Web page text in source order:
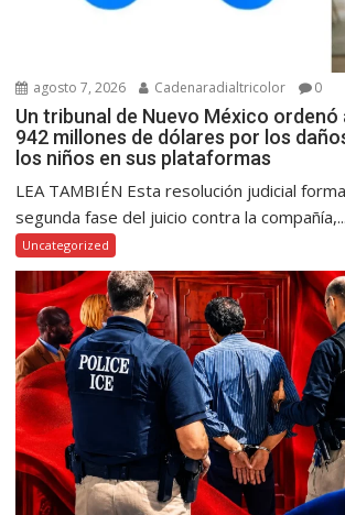
agosto 7, 2026 Cadenaradialtricolor 0
Un tribunal de Nuevo México ordenó
942 millones de dólares por los
los niños en sus plataformas
LEA TAMBIÉN Esta resolución judicial
segunda fase del juicio contra la compañía,...
Uncategorized